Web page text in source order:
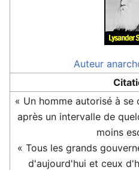
Auteur
« Un homme autorisé à
après un intervalle de
moins
« Tous les grands
d'aujourd'hui et ceux